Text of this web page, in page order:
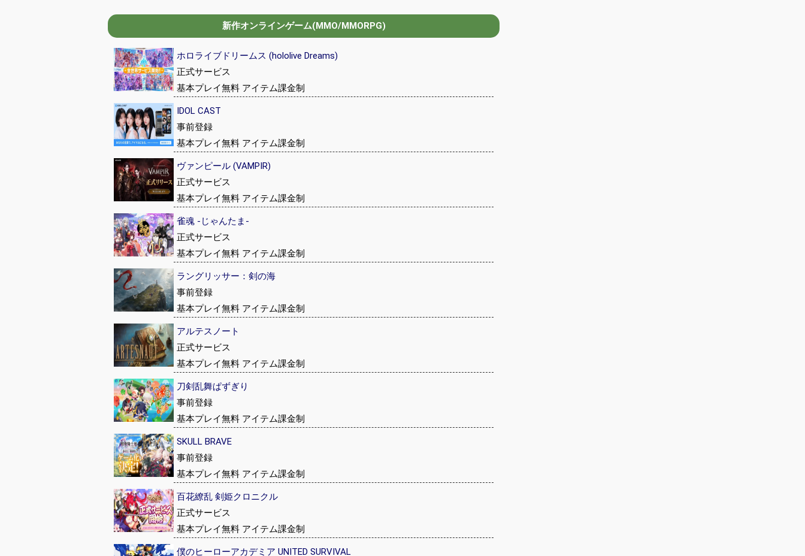
新作オンラインゲーム(MMO/MMORPG)
ホロライブドリームス (hololive Dreams)
正式サービス
基本プレイ無料 アイテム課金制
IDOL CAST
事前登録
基本プレイ無料 アイテム課金制
ヴァンピール (VAMPIR)
正式サービス
基本プレイ無料 アイテム課金制
雀魂 -じゃんたま-
正式サービス
基本プレイ無料 アイテム課金制
ラングリッサー：剣の海
事前登録
基本プレイ無料 アイテム課金制
アルテスノート
正式サービス
基本プレイ無料 アイテム課金制
刀剣乱舞ぱずぎり
事前登録
基本プレイ無料 アイテム課金制
SKULL BRAVE
事前登録
基本プレイ無料 アイテム課金制
百花繚乱 剣姫クロニクル
正式サービス
基本プレイ無料 アイテム課金制
僕のヒーローアカデミア UNITED SURVIVAL